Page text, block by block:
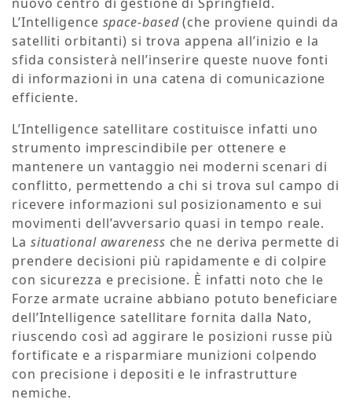
L’Intelligence space-based(che proviene quindi da
satelliti orbitanti) si trova appena all’inizio e la
sfida consisterà nell’inserire queste nuove fonti
di informazioni in una catena di comunicazione
efficiente.
L’Intelligence satellitare costituisce infatti uno
strumento imprescindibile per ottenere e
mantenere un vantaggio nei moderni scenari di
conflitto, permettendo a chi si trova sul campo di
ricevere informazioni sul posizionamento e sui
movimenti dell’avversario quasi in tempo reale.
La situational awareness che ne deriva permette di
prendere decisioni più rapidamente e di colpire
con sicurezza e precisione. È infatti noto che le
Forze armate ucraine abbiano potuto beneficiare
dell’Intelligence satellitare fornita dalla Nato,
riuscendo così ad aggirare le posizioni russe più
fortificate e a risparmiare munizioni colpendo
con precisione i depositi e le infrastrutture
nemiche.